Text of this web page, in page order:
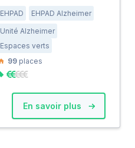
EHPAD
EHPAD Alzheimer
Unité Alzheimer
Espaces verts
99 places
En savoir plus